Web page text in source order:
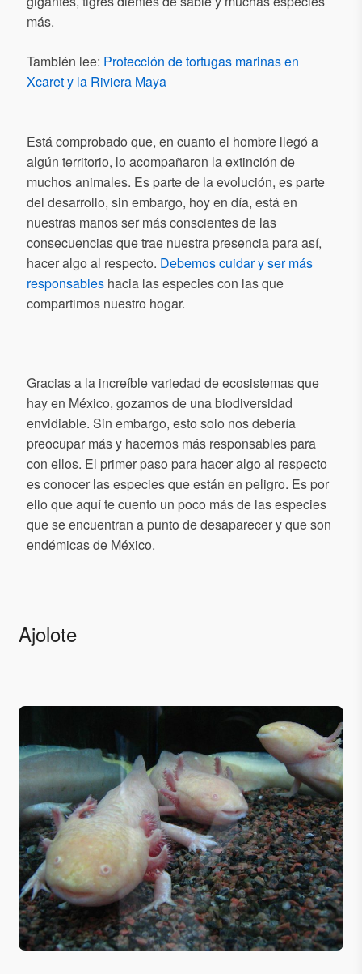
más.
También lee: Protección de tortugas marinas en
Xcaret y la Riviera Maya
Está comprobado que, en cuanto el hombre llegó a
algún territorio, lo acompañaron la extinción de
muchos animales. Es parte de la evolución, es parte
del desarrollo, sin embargo, hoy en día, está en
nuestras manos ser más conscientes de las
consecuencias que trae nuestra presencia para así,
hacer algo al respecto. Debemos cuidar y ser más
responsables hacia las especies con las que
compartimos nuestro hogar.
Gracias a la increíble variedad de ecosistemas que
hay en México, gozamos de una biodiversidad
envidiable. Sin embargo, esto solo nos debería
preocupar más y hacernos más responsables para
con ellos. El primer paso para hacer algo al respecto
es conocer las especies que están en peligro. Es por
ello que aquí te cuento un poco más de las especies
que se encuentran a punto de desaparecer y que son
endémicas de México.
Ajolote